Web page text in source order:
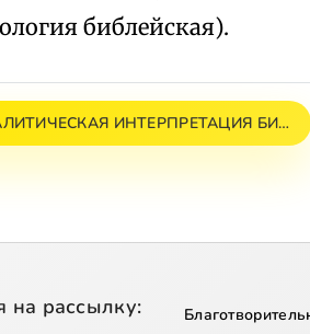
библейская).
ИНТЕРПРЕТАЦИЯ БИ…
на рассылку: